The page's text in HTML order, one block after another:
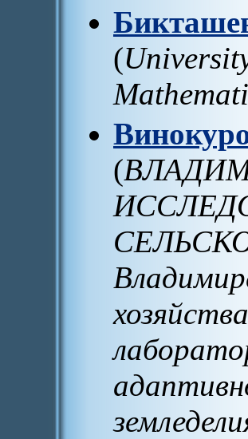
(
(